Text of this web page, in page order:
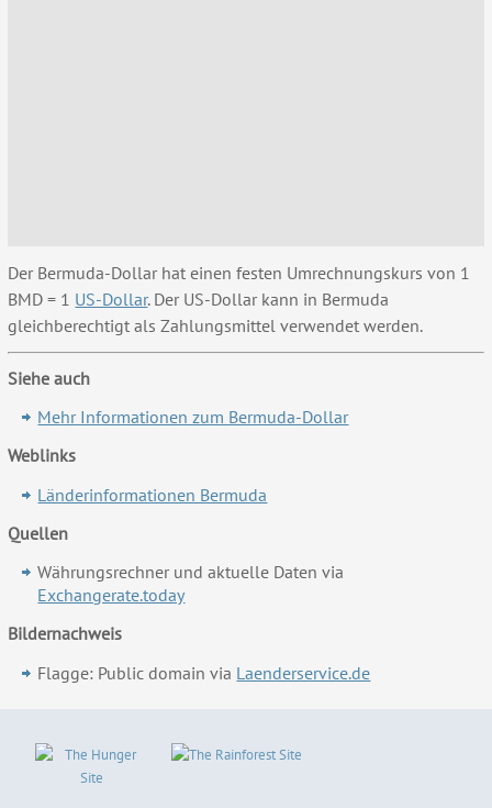
Der Bermuda-Dollar hat einen festen Umrechnungskurs von 1
BMD = 1 US-Dollar. Der US-Dollar kann in Bermuda
gleichberechtigt als Zahlungsmittel verwendet werden.
Siehe auch
Mehr Informationen zum Bermuda-Dollar
Weblinks
Länderinformationen Bermuda
Quellen
Währungsrechner und aktuelle Daten via
Exchangerate.today
Bildernachweis
Flagge: Public domain via Laenderservice.de